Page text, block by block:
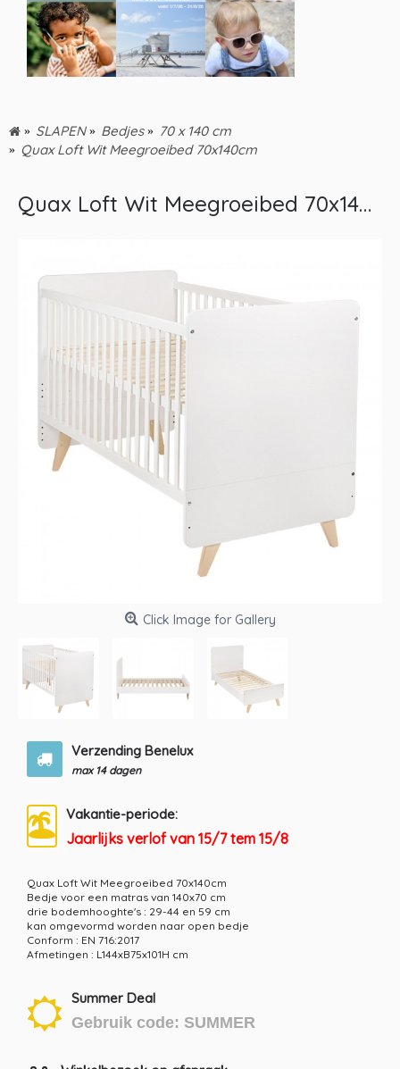
SLAPEN Bedjes
70 x 140 cm
Quax Loft Wit Meegroeibed 70x140cm
Quax Loft Wit Meegroeibed 70x140cm
Click Image for Gallery
Verzending Benelux
max 14 dagen
Vakantie-periode:
Jaarlijks verlof van 15/7 tem 15/8
Quax Loft Wit Meegroeibed 70x140cm
Bedje voor een matras van 140x70 cm
drie bodemhooghte's : 29-44 en 59 cm
kan omgevormd worden naar open bedje
Conform : EN 716:2017
Afmetingen : L144xB75x101H cm
Summer Deal
Gebruik code: SUMMER